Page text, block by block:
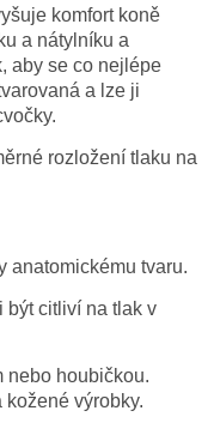
komfort koně
a nátylníku a
aby se co nejlépe
a lze ji
rozložení tlaku na
anatomickému tvaru.
být citliví na tlak v
nebo houbičkou.
výrobky.